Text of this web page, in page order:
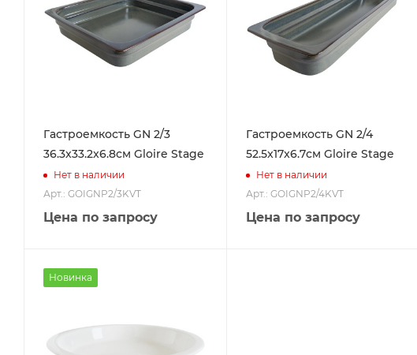
Гастроемкость GN 2/3
36.3x33.2x6.8см Gloire Stage
Нет в наличии
Арт.: GOIGNP2/3KVT
Цена по запросу
Гастроемкость GN 2/4
52.5x17x6.7см Gloire Stage
Нет в наличии
Арт.: GOIGNP2/4KVT
Цена по запросу
Новинка